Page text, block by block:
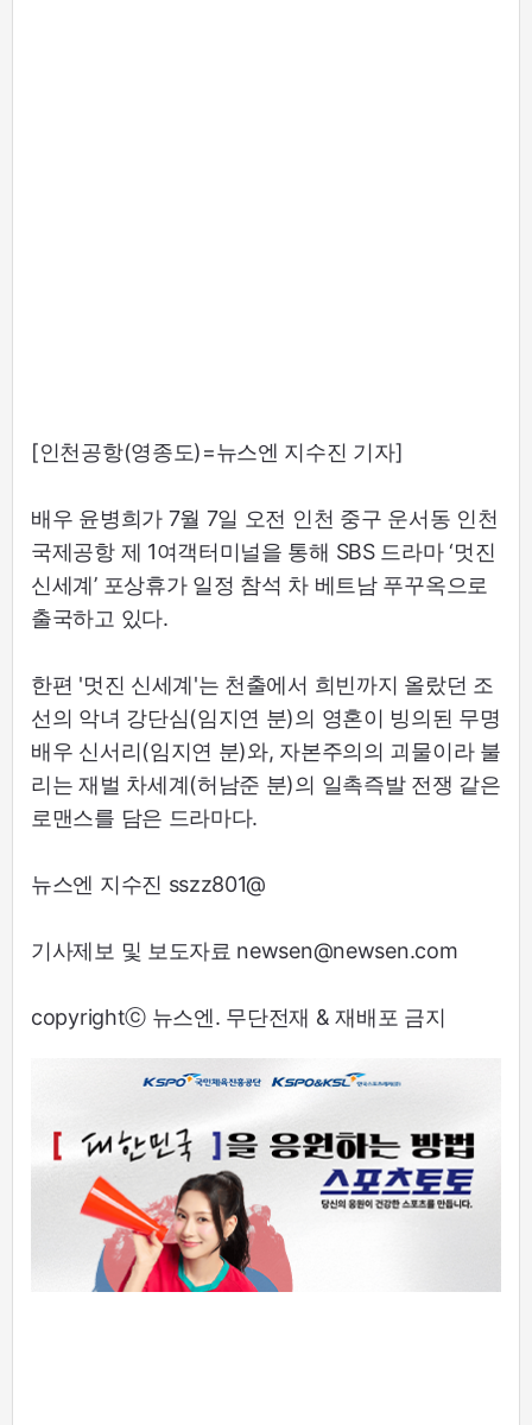
[인천공항(영종도)=뉴스엔 지수진 기자]
배우 윤병희가 7월 7일 오전 인천 중구 운서동 인천
국제공항 제 1여객터미널을 통해 SBS 드라마 ‘멋진
신세계’ 포상휴가 일정 참석 차 베트남 푸꾸옥으로
출국하고 있다.
한편 '멋진 신세계'는 천출에서 희빈까지 올랐던 조
선의 악녀 강단심(임지연 분)의 영혼이 빙의된 무명
배우 신서리(임지연 분)와, 자본주의의 괴물이라 불
리는 재벌 차세계(허남준 분)의 일촉즉발 전쟁 같은
로맨스를 담은 드라마다.
뉴스엔 지수진 sszz801@
기사제보 및 보도자료 newsen@newsen.com
copyrightⓒ 뉴스엔. 무단전재 & 재배포 금지